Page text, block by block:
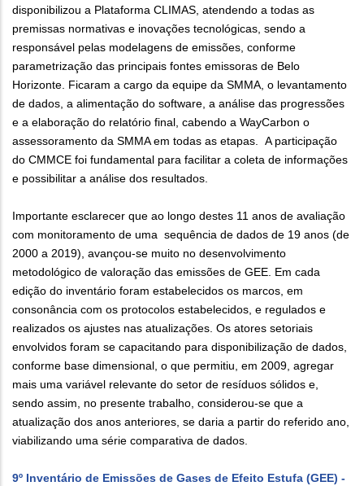
disponibilizou a Plataforma CLIMAS, atendendo a todas as
premissas normativas e inovações tecnológicas, sendo a
responsável pelas modelagens de emissões, conforme
parametrização das principais fontes emissoras de Belo
Horizonte. Ficaram a cargo da equipe da SMMA, o levantamento
de dados, a alimentação do software, a análise das progressões
e a elaboração do relatório final, cabendo a WayCarbon o
assessoramento da SMMA em todas as etapas. A participação
do CMMCE foi fundamental para facilitar a coleta de informações
e possibilitar a análise dos resultados.
Importante esclarecer que ao longo destes 11 anos de avaliação
com monitoramento de uma sequência de dados de 19 anos (de
2000 a 2019), avançou-se muito no desenvolvimento
metodológico de valoração das emissões de GEE. Em cada
edição do inventário foram estabelecidos os marcos, em
consonância com os protocolos estabelecidos, e regulados e
realizados os ajustes nas atualizações. Os atores setoriais
envolvidos foram se capacitando para disponibilização de dados,
conforme base dimensional, o que permitiu, em 2009, agregar
mais uma variável relevante do setor de resíduos sólidos e,
sendo assim, no presente trabalho, considerou-se que a
atualização dos anos anteriores, se daria a partir do referido ano,
viabilizando uma série comparativa de dados.
9º Inventário de Emissões de Gases de Efeito Estufa (GEE) -